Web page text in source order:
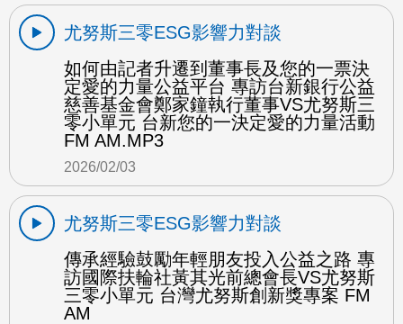
尤努斯三零ESG影響力對談
如何由記者升遷到董事長及您的一票決
定愛的力量公益平台 專訪台新銀行公益
慈善基金會鄭家鐘執行董事VS尤努斯三
零小單元 台新您的一決定愛的力量活動
FM AM.MP3
2026/02/03
尤努斯三零ESG影響力對談
傳承經驗鼓勵年輕朋友投入公益之路 專
訪國際扶輪社黃其光前總會長VS尤努斯
三零小單元 台灣尤努斯創新獎專案 FM
AM